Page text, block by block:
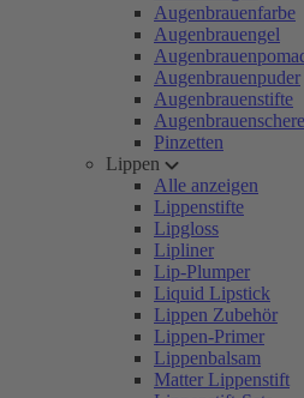
Augenbrauenfarbe
Augenbrauengel
Augenbrauenpuder
Augenbrauenstifte
Pinzetten
Lippen
Alle anzeigen
Lippenstifte
Lipgloss
Lipliner
Lip-Plumper
Liquid Lipstick
Lippen Zubehör
Lippen-Primer
Lippenbalsam
Matter Lippenstift